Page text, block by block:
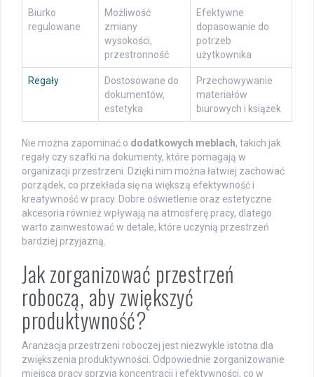
Biurko
regulowane
Możliwość
zmiany
wysokości,
przestronność
Efektywne
dopasowanie do
potrzeb
użytkownika
Regały
Dostosowane do
dokumentów,
estetyka
Przechowywanie
materiałów
biurowych i książek
Nie można zapominać o dodatkowych meblach, takich jak
regały czy szafki na dokumenty, które pomagają w
organizacji przestrzeni. Dzięki nim można łatwiej zachować
porządek, co przekłada się na większą efektywność i
kreatywność w pracy. Dobre oświetlenie oraz estetyczne
akcesoria również wpływają na atmosferę pracy, dlatego
warto zainwestować w detale, które uczynią przestrzeń
bardziej przyjazną.
Jak zorganizować przestrzeń
roboczą, aby zwiększyć
produktywność?
Aranżacja przestrzeni roboczej jest niezwykle istotna dla
zwiększenia produktywności. Odpowiednie zorganizowanie
miejsca pracy sprzyja koncentracji i efektywności, co w